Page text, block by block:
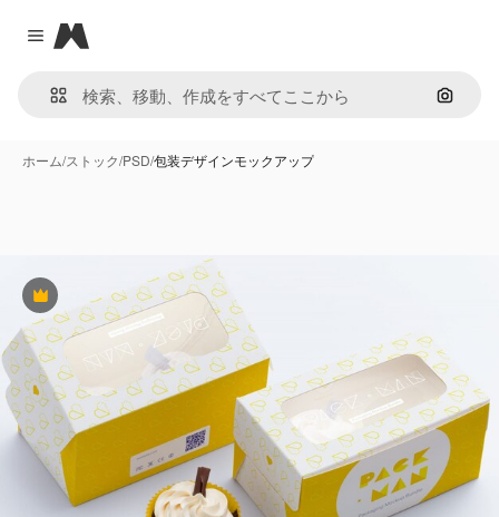
Close menu
Magnific
画像で
ホーム/ストック/PSD/包装デザインモックアップ
Premium